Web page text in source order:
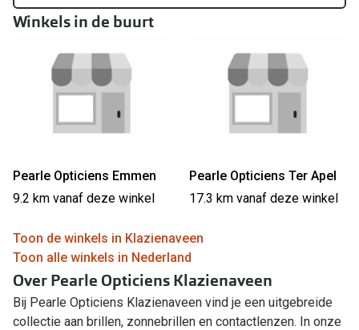
Online bril kopen in maar 4 stappen
Soorten brillenglazen
Bril online passen
Brillentrends
Meekleurende glazen
Alles over brillen
Winkels in de buurt
Pearle Opticiens Emmen
9.2 km vanaf deze winkel
Pearle Opticiens Ter Apel
17.3 km vanaf deze winkel
Toon de winkels in Klazienaveen
Toon alle winkels in Nederland
Over Pearle Opticiens Klazienaveen
Bij Pearle Opticiens Klazienaveen vind je een uitgebreide
collectie aan brillen, zonnebrillen en contactlenzen. In onze